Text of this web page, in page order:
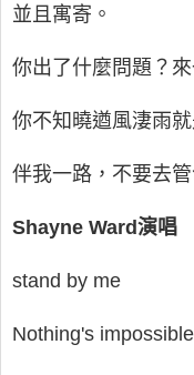
並且寓寄。
你出了什麼問題？來
你不知曉遒風淒雨
伴我一路，不要去
Shayne Ward演唱
stand by me
Nothing's